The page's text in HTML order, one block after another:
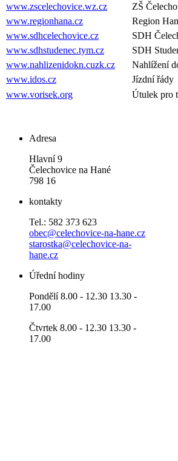
www.zscelechovice.wz.cz
ZŠ
www.regionhana.cz
Region
www.sdhcelechovice.cz
SDH
www.sdhstudenec.tym.cz
SDH
www.nahlizenidokn.cuzk.cz
Nahlížení
www.idos.cz
Jízdní řády
www.vorisek.org
Útulek pro
Adresa
Hlavní 9
Čelechovice na Hané
798 16
kontakty
Tel.: 582 373 623
obec@celechovice-na-hane.cz
starostka@celechovice-na-
hane.cz
Úřední hodiny
Pondělí 8.00 - 12.30 13.30 -
17.00
Čtvrtek 8.00 - 12.30 13.30 -
17.00